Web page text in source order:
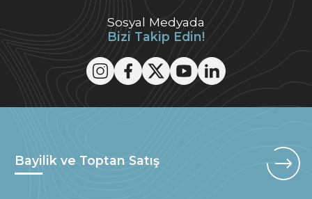
Sosyal Medyada
Bizi Takip Edin!
Bayilik ve Toptan Satış